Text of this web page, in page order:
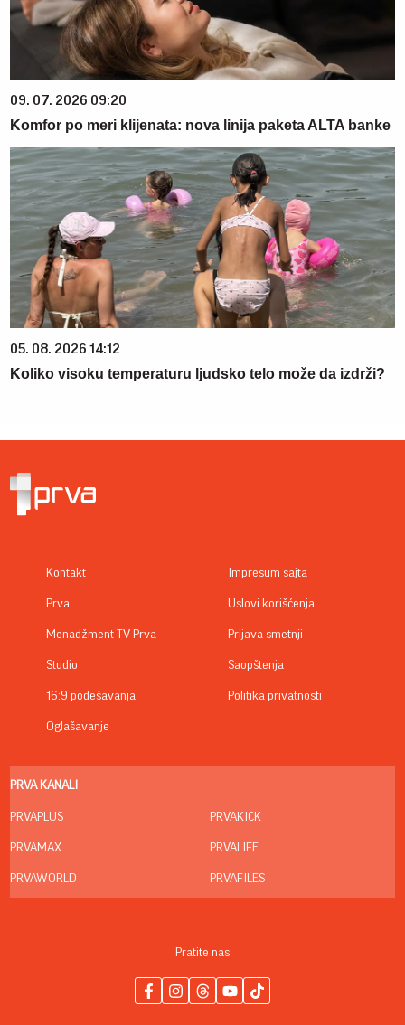
09. 07. 2026 09:20
Komfor po meri klijenata: nova linija paketa ALTA banke
05. 08. 2026 14:12
Koliko visoku temperaturu ljudsko telo može da izdrži?
Kontakt
Prva
Menadžment TV Prva
Studio
16:9 podešavanja
Oglašavanje
Impresum sajta
Uslovi korišćenja
Prijava smetnji
Saopštenja
Politika privatnosti
PRVA KANALI
PRVAPLUS
PRVAMAX
PRVAWORLD
PRVAKICK
PRVALIFE
PRVAFILES
Pratite nas